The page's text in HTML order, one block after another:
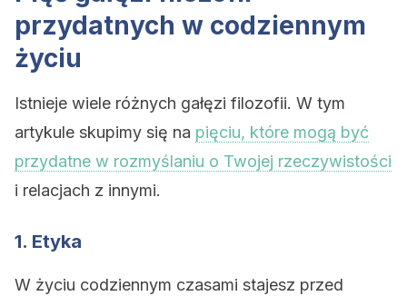
przydatnych w codziennym
życiu
Istnieje wiele różnych gałęzi filozofii. W tym
artykule skupimy się na pięciu, które mogą być
przydatne w rozmyślaniu o Twojej rzeczywistości
i relacjach z innymi.
1. Etyka
W życiu codziennym czasami stajesz przed